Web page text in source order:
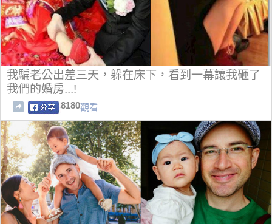
我騙老公出差三天，躲在床下，看到一幕讓我砸了
我們的婚房...!
8180觀看